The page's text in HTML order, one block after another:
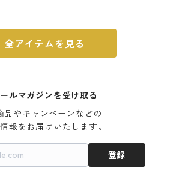
全アイテムを見る
ルマガジンを受け取る
品やキャンペーンなどの
報をお届けいたします。
登録